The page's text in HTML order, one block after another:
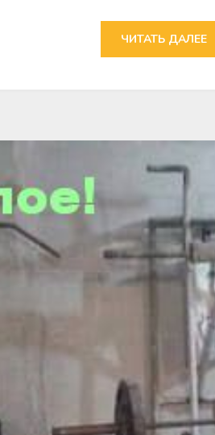
ЧИТАТЬ ДАЛЕЕ